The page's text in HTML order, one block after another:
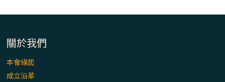
例
關於我們
本會緣起
成立沿革